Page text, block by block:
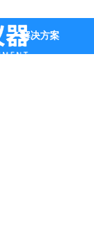
解决方案